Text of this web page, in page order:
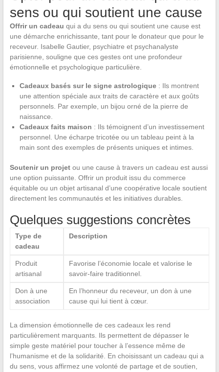
sens ou qui soutient une cause
Offrir un cadeau qui a du sens ou qui soutient une cause est
une démarche enrichissante, tant pour le donateur que pour le
receveur. Isabelle Gautier, psychiatre et psychanalyste
parisienne, souligne que ces gestes ont une profondeur
émotionnelle et psychologique particulière.
Cadeaux basés sur le signe astrologique: Ils montrent
une attention spéciale aux traits de caractère et aux goûts
personnels. Par exemple, un bijou orné de la pierre de
naissance.
Cadeaux faits maison : Ils témoignent d’un investissement
personnel. Une écharpe tricotée ou un tableau peint à la
main sont des exemples de présents uniques et intimes.
Soutenir un projetou une cause à travers un cadeau est aussi
une option puissante. Offrir un produit issu du commerce
équitable ou un objet artisanal d’une coopérative locale soutient
directement les communautés et les initiatives durables.
Quelques suggestions concrètes
Type de
cadeau
Description
Produit
artisanal
Favorise l’économie locale et valorise le
savoir-faire traditionnel.
Don à une
association
En l’honneur du receveur, un don à une
cause qui lui tient à cœur.
La dimension émotionnelle de ces cadeaux les rend
particulièrement marquants. Ils permettent de dépasser le
simple geste matériel pour toucher à l’essence même de
l’humanisme et de la solidarité. En choisissant un cadeau qui a
du sens, vous affirmez une volonté de partage et de soutien,